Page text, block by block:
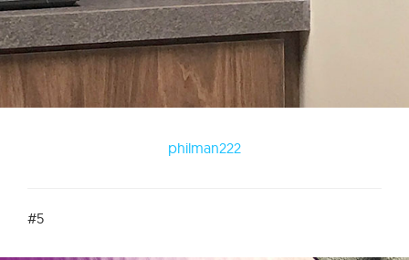
philman222
#5